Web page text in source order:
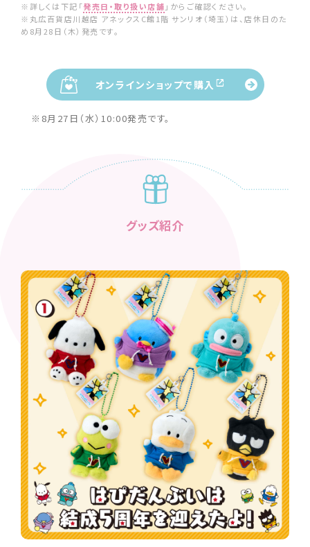
※詳しくは下記「発売日・取り扱い店舗 」からご確認ください。
※丸広百貨店川越店 アネックスC館1階 サンリオ（埼玉）は、店休日のた
め8月28日（木）発売です。
オンラインショップで購入
※8月27日（水）10:00発売です。
グッズ紹介